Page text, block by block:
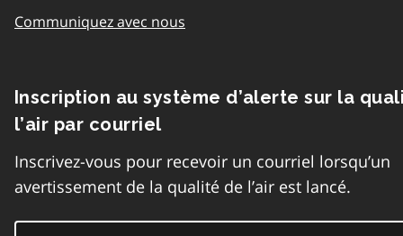
Communiquez avec nous
Inscription au système d’alerte sur la
l’air par courriel
Inscrivez-vous pour recevoir un courriel lorsqu’un
avertissement de la qualité de l’air est lancé.